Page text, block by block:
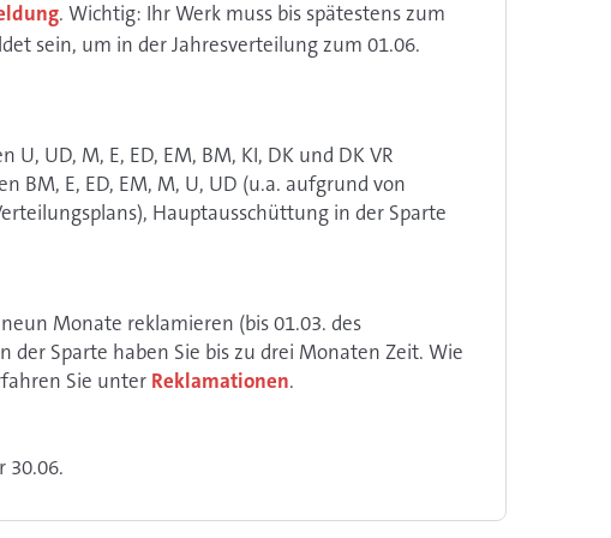
. Wichtig: Ihr Werk muss bis spätestens zum
sein, um in der Jahresverteilung zum 01.06.
UD, M, E, ED, EM, BM, KI, DK und DK VR
BM, E, ED, EM, M, U, UD (u.a. aufgrund von
Hauptausschüttung in der Sparte
Monate reklamieren (bis 01.03. des
der Sparte haben Sie bis zu drei Monaten Zeit. Wie
Sie unter Reklamationen.
30.06.